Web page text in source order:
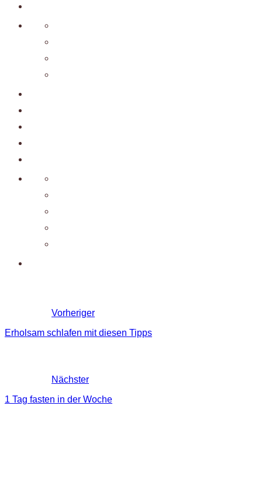
Vorheriger
Erholsam schlafen mit diesen Tipps
Nächster
1 Tag fasten in der Woche